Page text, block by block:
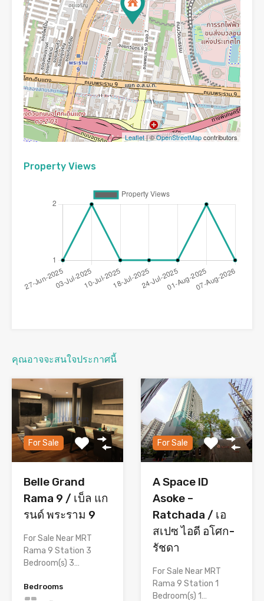
Leaflet| ©OpenStreetMapcontributors
Property Views
คุณอาจจะสนใจประกาศนี้
For Sale
Belle Grand
Rama 9 / เบ็ล แก
รนด์ พระราม 9
For Sale Near MRT
Rama 9 Station 3
Bedroom(s) 3…
Bedrooms
For Sale
A Space ID
Asoke –
Ratchada / เอ
สเปซ ไอดี อโศก-
รัชดา
For Sale Near MRT
Rama 9 Station 1
Bedroom(s) 1…